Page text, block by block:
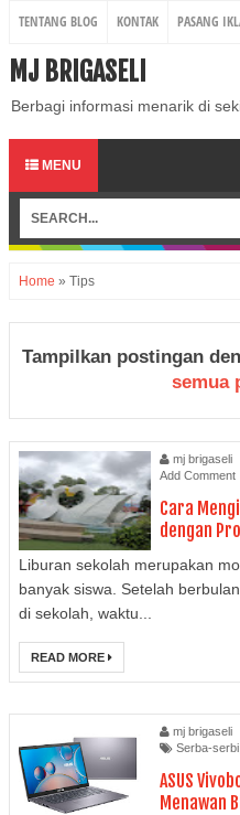
TENTANG BLOG KONTAK PASANG
MJ BRIGASELI
Berbagi informasi menarik di
MENU
Home » Tips
Tampilkan postingan
semua
mj brigaseli
Add Comment
Cara
dengan
Liburan sekolah merupakan
banyak siswa. Setelah
di sekolah, waktu...
READ MORE
mj brigaseli
Serba-serbi
ASUS
Menawan